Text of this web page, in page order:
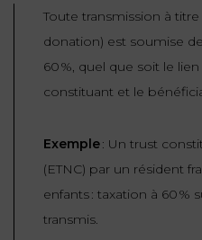
Toute transmission à
donation) est soumise
60 %, quel que soit le
constituant et le
Exemple: Un trust
(ETNC) par un résident
enfants : taxation à 60 %
transmis.